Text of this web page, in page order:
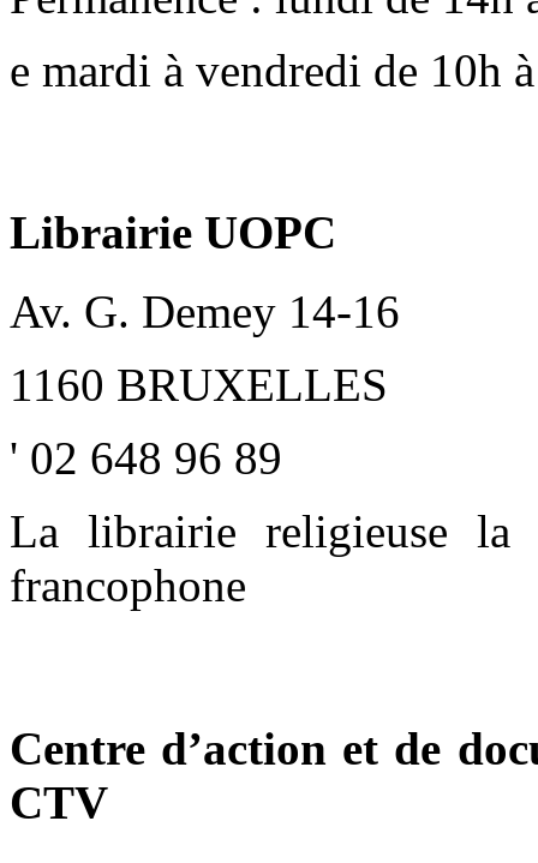
e mardi à vendredi de 10h
Librairie UOPC
Av. G. Demey 14-16
1160 BRUXELLES
' 02 648 96 89
La librairie religieuse la
francophone
Centre d’action et de
CTV